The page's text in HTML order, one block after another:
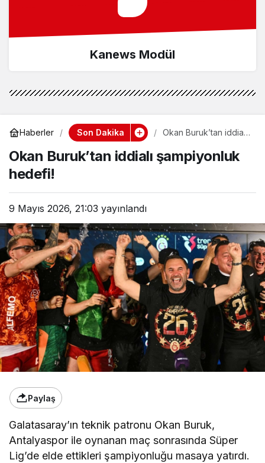
Kanews Modül
Haberler Son Dakika
Okan Buruk’tan iddialı
Okan Buruk’tan iddialı şampiyonluk
hedefi!
9 Mayıs 2026, 21:03 yayınlandı
Paylaş
Galatasaray’ın teknik patronu Okan Buruk,
Antalyaspor ile oynanan maç sonrasında Süper
Lig’de elde ettikleri şampiyonluğu masaya yatırdı.